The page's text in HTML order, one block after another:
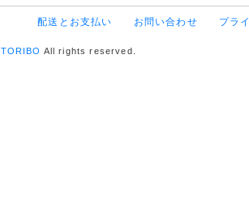
配送とお支払い お問い合わせ プラ
TORIBO All rights reserved.